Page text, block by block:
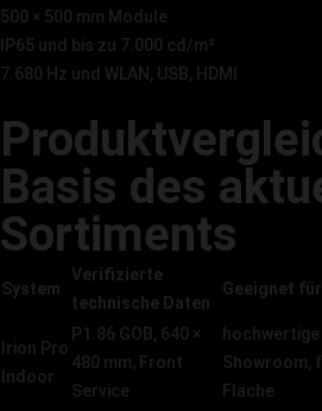
500 × 500 mm Module
IP65 und bis zu 7.000 cd/m²
7.680 Hz und WLAN, USB, HDMI
Basis des
Sortiments
System
Verifizierte
technische Daten
Geeignet für
Irion Pro
Indoor
P1.86 GOB, 640 ×
480 mm, Front
Service
Showroom,
Fläche